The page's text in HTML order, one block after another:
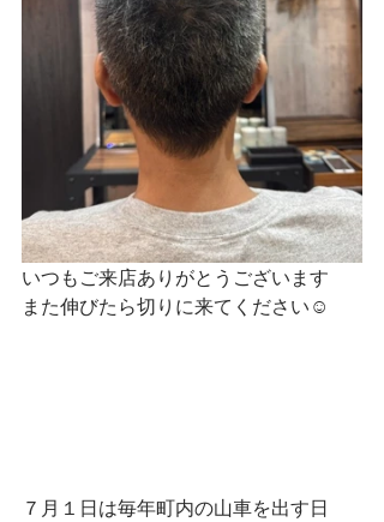
いつもご来店ありがとうございます
また伸びたら切りに来てください☺
７月１日は毎年町内の山車を出す日